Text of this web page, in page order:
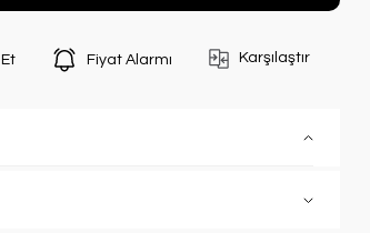
Fiyat Alarmı Karşılaştır